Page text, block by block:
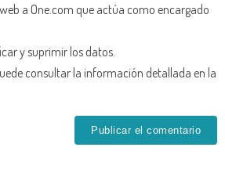
a One.com que actúa como encargado
y suprimir los datos.
consultar la información detallada en la